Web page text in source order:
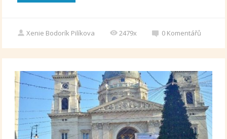
Xenie Bodorík Pilíkova 2479x 0 Komentářů